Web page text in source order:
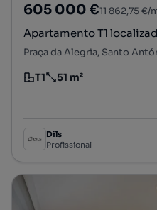
605 000 €11 862,75 €/
Apartamento T1
Praça da Alegria, Santo
Tipologia
T1
Preço por metro quadrado
51 m²
Dils
Profissional